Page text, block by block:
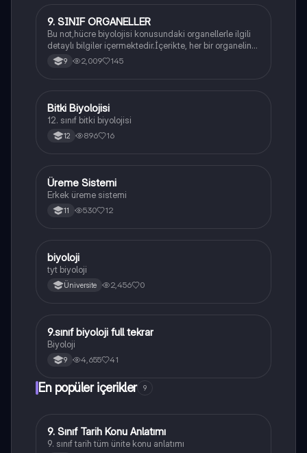
Biyoloji
9. SINIF ORGANELLER
Bu not,hücre biyolojisi konusundaki organellerle ilgili
detaylı bilgiler içermektedir.İçerikte, her bir organelin
yapısı,fonksiyonları ve hücre içindeki rolü
açıklanmaktadır.
9 2,009 145
Biyoloji
Bitki Biyolojisi
12. sınıf bitki biyolojisi
12 896 16
Biyoloji
Üreme Sistemi
Erkek üreme sistemi
11 530 12
BBiyoloji
biyoloji
tyt biyoloji
Üniversite 2,456 0
Biyoloji
9.sınıf biyoloji full tekrar
Biyoloji
9 4,655 41
En popüler içerikler 9
Tarih
9. Sınıf Tarih Konu Anlatımı
9. sınıf tarih tüm ünite konu anlatımı